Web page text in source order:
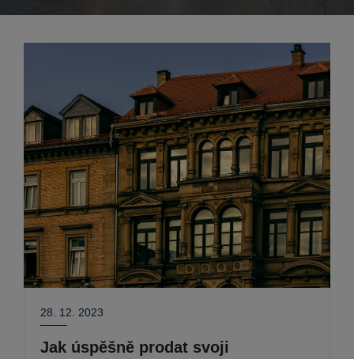
28. 12. 2023
Jak úspěšně prodat svoji